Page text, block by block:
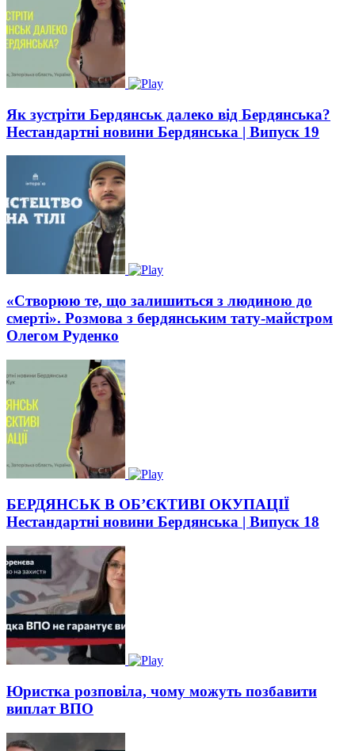
Як зустріти Бердянськ далеко від Бердянська?
Нестандартні новини Бердянська | Випуск 19
«Створюю те, що залишиться з людиною до
смерті». Розмова з бердянським тату-майстром
Олегом Руденко
БЕРДЯНСЬК В ОБ’ЄКТИВІ ОКУПАЦІЇ
Нестандартні новини Бердянська | Випуск 18
Юристка розповіла, чому можуть позбавити
виплат ВПО